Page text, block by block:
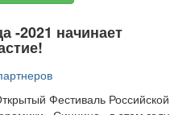
-2021 начинает
Фестиваль Российской